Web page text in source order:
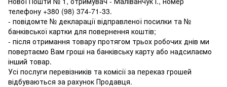
телефону +380 (98) 374-71-33.
- повідомте № декларації відправленої посилки та №
банківської картки для повернення коштів;
- після отримання товару протягом трьох робочих днів ми
повертаємо Вам гроші на банківську карту або надсилаємо
інший товар.
Усі послуги перевізників та комісії за переказ грошей
відбуваються за рахунок Продавця.